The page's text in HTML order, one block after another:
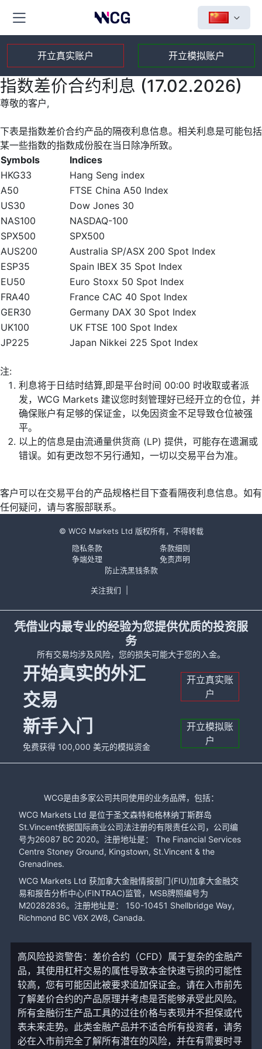
开立真实账户 开立模拟账户
指数差价合约利息 (17.02.2026)
尊敬的客户,
下表是指数差价合约产品的隔夜利息信息。相关利息是可能包括
某一些指数的指数成份股在当日除净所致。
Symbols
Indices
HKG33
Hang Seng index
A50
FTSE China A50 Index
US30
Dow Jones 30
NAS100
NASDAQ-100
SPX500
SPX500
AUS200
Australia SP/ASX 200 Spot Index
ESP35
Spain IBEX 35 Spot Index
EU50
Euro Stoxx 50 Spot Index
FRA40
France CAC 40 Spot Index
GER30
Germany DAX 30 Spot Index
UK100
UK FTSE 100 Spot Index
JP225
Japan Nikkei 225 Spot Index
注:
利息将于日结时结算,即是平台时间 00:00 时收取或者派
发，WCG Markets 建议您时刻管理好已经开立的仓位，并
确保账户有足够的保证金，以免因资金不足导致仓位被强
平。
以上的信息是由流通量供货商 (LP) 提供，可能存在遗漏或
错误。如有更改恕不另行通知，一切以交易平台为准。
客户可以在交易平台的产品规格栏目下查看隔夜利息信息。如有
任何疑问，请与客服部联系。
© WCG Markets Ltd 版权所有，不得转载
隐私条款
条款细则
争端处理
免责声明
防止洗黑钱条款
关注我们
凭借业内最专业的经验为您提供优质的投资服
务
所有交易均涉及风险，您的损失可能大于您的入金。
开始真实的外汇
交易
开立真实账
户
新手入门
免费获得 100,000 美元的模拟资金
开立模拟账
户
WCG是由多家公司共同使用的业务品牌，包括：
WCG Markets Ltd 是位于圣文森特和格林纳丁斯群岛
St.Vincent依据国际商业公司法注册的有限责任公司，公司编
号为26087 BC 2020。注册地址是： The Financial Services
Centre Stoney Ground, Kingstown, St.Vincent & the
Grenadines.
WCG Markets Ltd 获加拿大金融情报部门(FIU)加拿大金融交
易和报告分析中心(FINTRAC)监管，MSB牌照编号为
M20282836。注册地址是： 150-10451 Shellbridge Way,
Richmond BC V6X 2W8, Canada.
高风险投资警告：差价合约（CFD）属于复杂的金融产
品，其使用杠杆交易的属性导致本金快速亏损的可能性
较高，您有可能因此被要求追加保证金。请在入市前先
了解差价合约的产品原理并考虑是否能够承受此风险。
所有金融衍生产品工具的过往价格与表现并不担保或代
表未来走势。此类金融产品并不适合所有投资者，请务
必在入市前完全了解所有潜在的风险，并在有需要时寻